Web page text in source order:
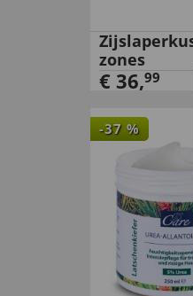
zones
€ 36,99
-37 %